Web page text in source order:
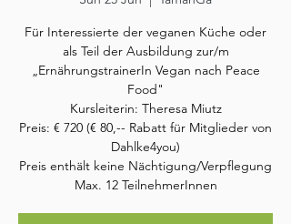
Für Interessierte der veganen Küche oder
als Teil der Ausbildung zur/m
„ErnährungstrainerIn Vegan nach Peace
Food"
Kursleiterin: Theresa Miutz
Preis: € 720 (€ 80,-- Rabatt für Mitglieder von
Dahlke4you)
Preis enthält keine Nächtigung/Verpflegung
Max. 12 TeilnehmerInnen